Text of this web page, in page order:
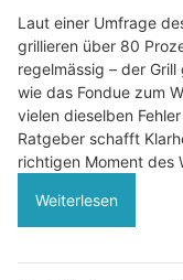
Laut einer Umfrage
grillieren über 80
regelmässig – der
wie das Fondue zum
vielen dieselben
Ratgeber schafft
richtigen Moment des
Weiterlesen